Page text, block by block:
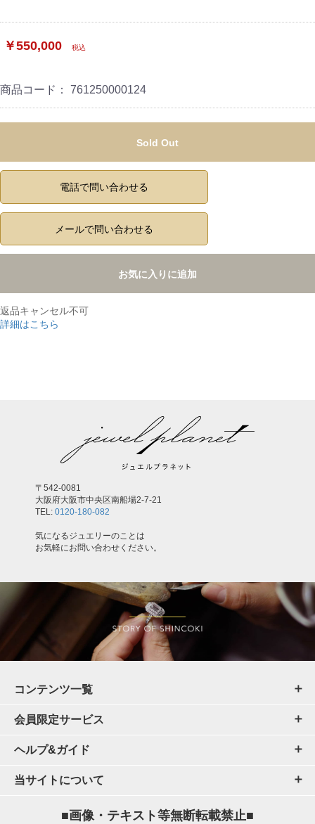
￥550,000 税込
商品コード： 761250000124
Sold Out
電話で問い合わせる
メールで問い合わせる
お気に入りに追加
返品キャンセル不可
詳細はこちら
〒542-0081
大阪府大阪市中央区南船場2-7-21
TEL: 0120-180-082
気になるジュエリーのことは
お気軽にお問い合わせください。
コンテンツ一覧
会員限定サービス
ヘルプ&ガイド
当サイトについて
■画像・テキスト等無断転載禁止■